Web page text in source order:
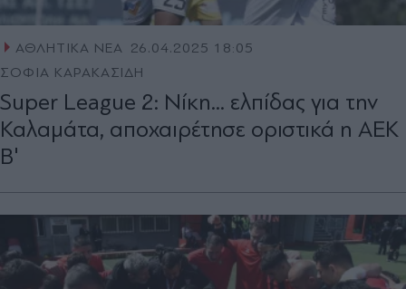
ΑΘΛΗΤΙΚΑ ΝΕΑ
26.04.2025 18:05
ΣΟΦΙΑ ΚΑΡΑΚΑΣΙΔΗ
Super League 2: Νίκη... ελπίδας για την
Καλαμάτα, απoχαιρέτησε οριστικά η ΑΕΚ
Β'